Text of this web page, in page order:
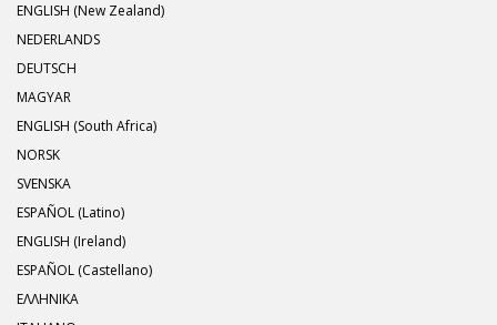
ENGLISH (New Zealand)
NEDERLANDS
DEUTSCH
MAGYAR
ENGLISH (South Africa)
NORSK
SVENSKA
ESPAÑOL (Latino)
ENGLISH (Ireland)
ESPAÑOL (Castellano)
ΕΛΛΗΝΙΚA